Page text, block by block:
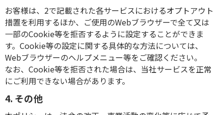
お客様は、2で記載された各サービスにおけるオプトアウト
措置を利用するほか、ご使用のWebブラウザーで全て又は
一部のCookie等を拒否するように設定することができま
す。Cookie等の設定に関する具体的な方法については、
Webブラウザーのヘルプメニュー等をご確認ください。
なお、Cookie等を拒否された場合は、当社サービスを正常
にご利用できない場合があります。
4. その他